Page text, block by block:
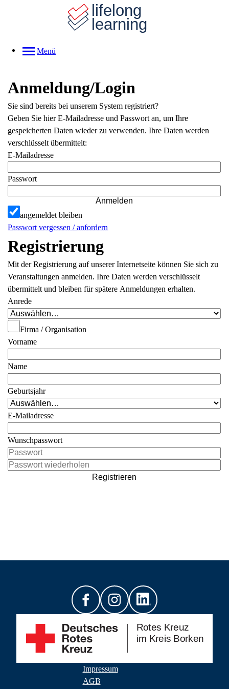
Menü
Anmeldung/Login
Sie sind bereits bei unserem System registriert?
Geben Sie hier E-Mailadresse und Passwort an, um Ihre
gespeicherten Daten wieder zu verwenden. Ihre Daten werden
verschlüsselt übermittelt:
E-Mailadresse
Passwort
Anmelden
angemeldet bleiben
Passwort vergessen / anfordern
Registrierung
Mit der Registrierung auf unserer Internetseite können Sie sich zu
Veranstaltungen anmelden. Ihre Daten werden verschlüsselt
übermittelt und bleiben für spätere Anmeldungen erhalten.
Anrede
Firma / Organisation
Vorname
Name
Geburtsjahr
E-Mailadresse
Wunschpasswort
Registrieren
Impressum
AGB